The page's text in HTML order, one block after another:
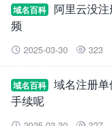
域名百科
阿里云没
频
 2025-03-30  323
域名百科
域名注册
手续呢